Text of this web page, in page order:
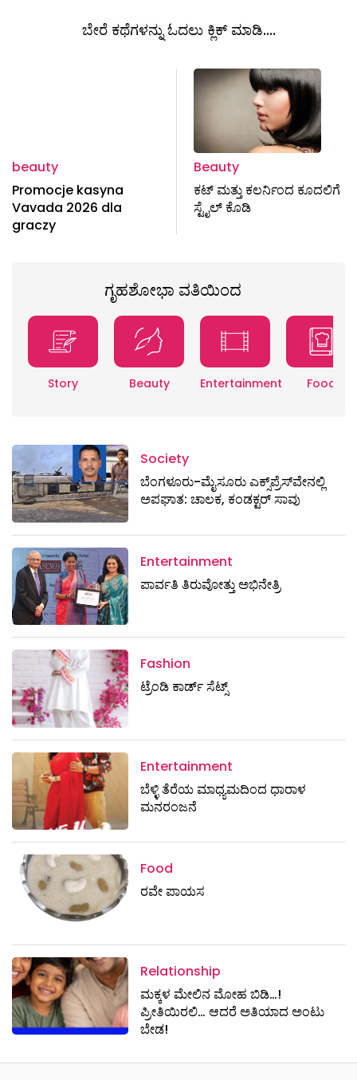
ಬೇರೆ ಕಥೆಗಳನ್ನು ಓದಲು ಕ್ಲಿಕ್ ಮಾಡಿ....
beauty
Promocje kasyna
Vavada 2026 dla
graczy
Beauty
ಕಟ್ ಮತ್ತು ಕಲರ್ನಿಂದ ಕೂದಲಿಗೆ
ಸ್ಟೈಲ್ ಕೊಡಿ
ಗೃಹಶೋಭಾ ವತಿಯಿಂದ
Story Beauty Entertainment Food
Society
ಬೆಂಗಳೂರು-ಮೈಸೂರು ಎಕ್ಸ್​ಪ್ರೆಸ್‌ವೇನಲ್ಲಿ
ಅಪಘಾತ: ಚಾಲಕ, ಕಂಡಕ್ಟರ್ ಸಾವು
Entertainment
ಪಾರ್ವತಿ ತಿರುವೋತ್ತು ಅಭಿನೇತ್ರಿ
Fashion
ಟ್ರೆಂಡಿ ಕಾರ್ಡ್‌ ಸೆಟ್ಸ್
Entertainment
ಬೆಳ್ಳಿ ತೆರೆಯ ಮಾಧ್ಯಮದಿಂದ ಧಾರಾಳ
ಮನರಂಜನೆ
Food
ರವೇ ಪಾಯಸ
Relationship
ಮಕ್ಕಳ ಮೇಲಿನ ಮೋಹ ಬಿಡಿ…!
ಪ್ರೀತಿಯಿರಲಿ… ಆದರೆ ಅತಿಯಾದ ಅಂಟು
ಬೇಡ!